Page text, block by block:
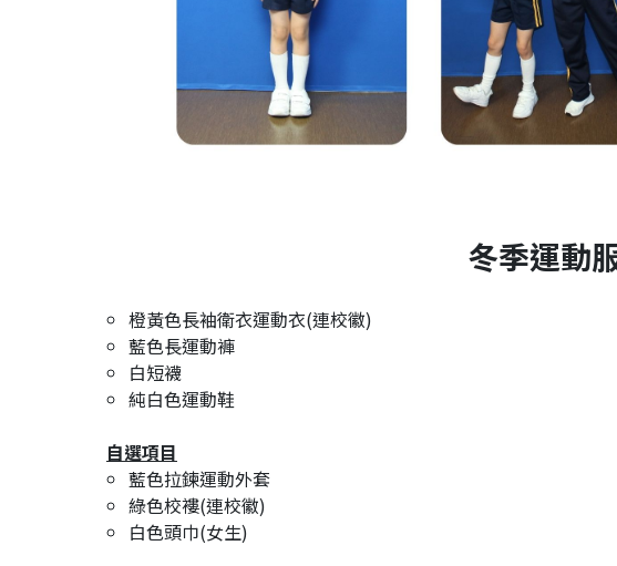
冬季運動
橙黃色長袖衛衣運動衣(連校徽)
藍色長運動褲
白短襪
純白色運動鞋
自選項目
藍色拉鍊運動外套
綠色校褸(連校徽)
白色頭巾(女生)